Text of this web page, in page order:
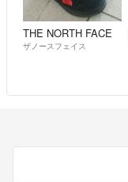
THE NORTH FACE
ザノースフェイス